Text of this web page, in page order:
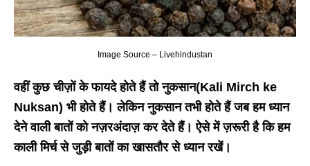
Image Source – Livehindustan
वहीं कुछ चीज़ों के फायदे होते हैं तो नुकसान(Kali Mirch ke
Nuksan) भी होते हैं। लेकिन नुकसान तभी होते हैं जब हम ध्यान
देने वाली बातों को नज़रअंदाज़ कर देते हैं। ऐसे में ज़रूरी है कि हम
काली मिर्च से जुड़ी बातों का खासतौर से ध्यान रखें।